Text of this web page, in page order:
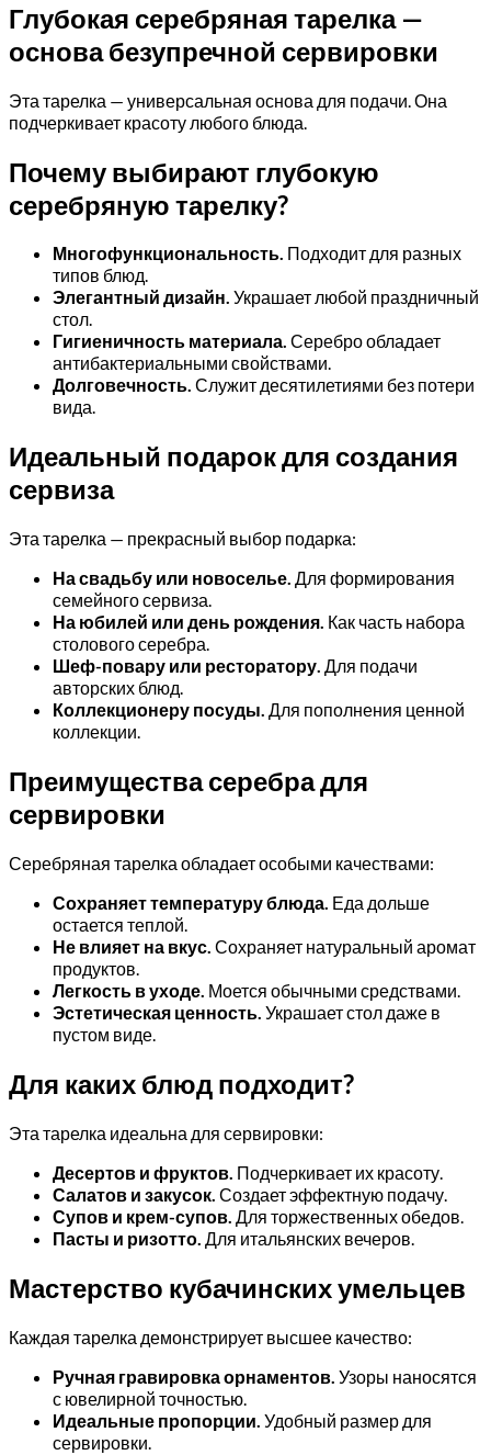
Глубокая серебряная тарелка —
основа безупречной сервировки
Эта тарелка — универсальная основа для подачи. Она
подчеркивает красоту любого блюда.
Почему выбирают глубокую
серебряную тарелку?
Многофункциональность. Подходит для разных
типов блюд.
Элегантный дизайн. Украшает любой праздничный
стол.
Гигиеничность материала. Серебро обладает
антибактериальными свойствами.
Долговечность. Служит десятилетиями без потери
вида.
Идеальный подарок для создания
сервиза
Эта тарелка — прекрасный выбор подарка:
На свадьбу или новоселье. Для формирования
семейного сервиза.
На юбилей или день рождения. Как часть набора
столового серебра.
Шеф-повару или ресторатору. Для подачи
авторских блюд.
Коллекционеру посуды. Для пополнения ценной
коллекции.
Преимущества серебра для
сервировки
Серебряная тарелка обладает особыми качествами:
Сохраняет температуру блюда. Еда дольше
остается теплой.
Не влияет на вкус. Сохраняет натуральный аромат
продуктов.
Легкость в уходе. Моется обычными средствами.
Эстетическая ценность. Украшает стол даже в
пустом виде.
Для каких блюд подходит?
Эта тарелка идеальна для сервировки:
Десертов и фруктов. Подчеркивает их красоту.
Салатов и закусок. Создает эффектную подачу.
Супов и крем-супов. Для торжественных обедов.
Пасты и ризотто. Для итальянских вечеров.
Мастерство кубачинских умельцев
Каждая тарелка демонстрирует высшее качество:
Ручная гравировка орнаментов. Узоры наносятся
с ювелирной точностью.
Идеальные пропорции. Удобный размер для
сервировки.